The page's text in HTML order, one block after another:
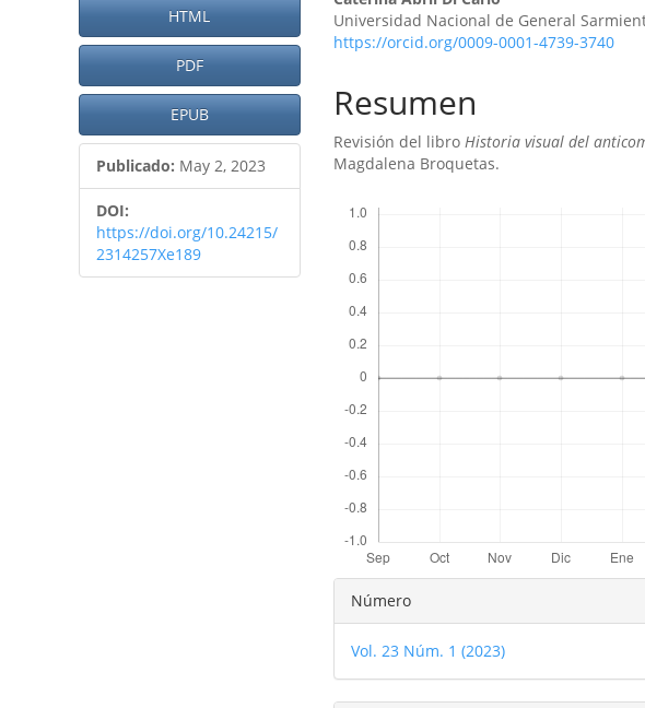
lateral
del
artículo
HTML
PDF
EPUB
Publicado: May 2, 2023
DOI:
https://doi.org/10.24215/
2314257Xe189
principal
artículo
Universidad Nacional de General
https://orcid.org/0009-0001-4739-3740
Resumen
Revisión del libro Historia visual del
Magdalena Broquetas.
Detalles
del
artículo
Número
Vol. 23 Núm. 1 (2023)